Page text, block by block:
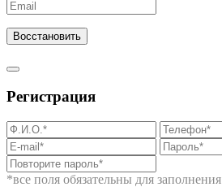
Восстановить
Регистрация
*все поля обязательны для заполнения